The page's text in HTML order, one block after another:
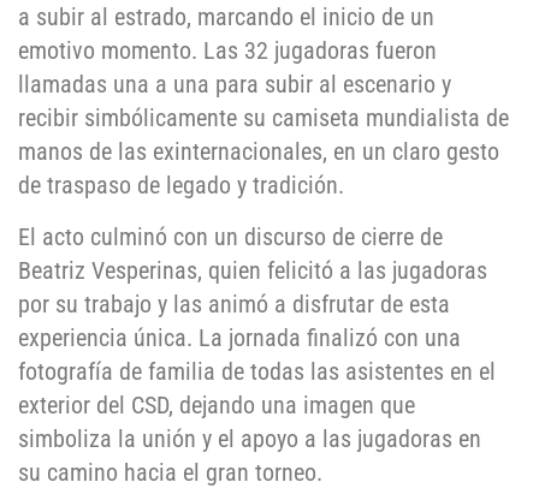
a subir al estrado, marcando el inicio de un
emotivo momento. Las 32 jugadoras fueron
llamadas una a una para subir al escenario y
recibir simbólicamente su camiseta mundialista de
manos de las exinternacionales, en un claro gesto
de traspaso de legado y tradición.
El acto culminó con un discurso de cierre de
Beatriz Vesperinas, quien felicitó a las jugadoras
por su trabajo y las animó a disfrutar de esta
experiencia única. La jornada finalizó con una
fotografía de familia de todas las asistentes en el
exterior del CSD, dejando una imagen que
simboliza la unión y el apoyo a las jugadoras en
su camino hacia el gran torneo.